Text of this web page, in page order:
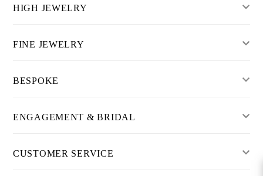
HIGH JEWELRY
FINE JEWELRY
BESPOKE
ENGAGEMENT & BRIDAL
CUSTOMER SERVICE